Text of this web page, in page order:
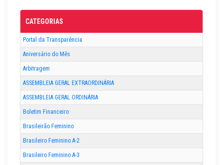
CATEGORIAS
Portal da Transparência
Aniversário do Mês
Arbitragem
ASSEMBLEIA GERAL EXTRAORDINÁRIA
ASSEMBLEIA GERAL ORDINÁRIA
Boletim Financeiro
Brasileirão Feminino
Brasileiro Feminino A-2
Brasileiro Feminino A-3